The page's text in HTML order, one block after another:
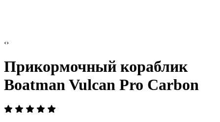
‹›
Прикормочный кораблик
Boatman Vulcan Pro Carbon